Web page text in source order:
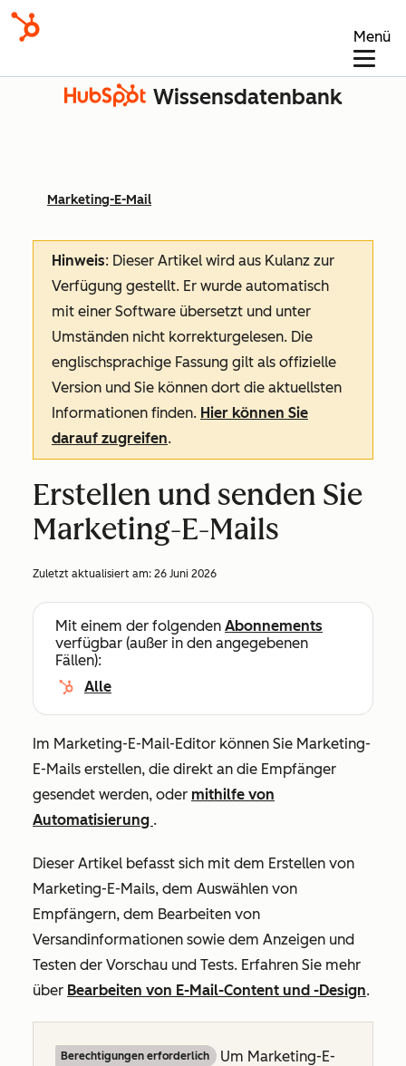
Menü
Wissensdatenbank
Marketing-E-Mail
Hinweis: Dieser Artikel wird aus Kulanz zur
Verfügung gestellt. Er wurde automatisch
mit einer Software übersetzt und unter
Umständen nicht korrekturgelesen. Die
englischsprachige Fassung gilt als offizielle
Version und Sie können dort die aktuellsten
Informationen finden. Hier können Sie
darauf zugreifen.
Erstellen und senden Sie
Marketing-E-Mails
Zuletzt aktualisiert am: 26 Juni 2026
Mit einem der folgenden Abonnements
verfügbar (außer in den angegebenen
Fällen):
Alle
Im Marketing-E-Mail-Editor können Sie Marketing-
E-Mails erstellen, die direkt an die Empfänger
gesendet werden, oder mithilfe von
Automatisierung .
Dieser Artikel befasst sich mit dem Erstellen von
Marketing-E-Mails, dem Auswählen von
Empfängern, dem Bearbeiten von
Versandinformationen sowie dem Anzeigen und
Testen der Vorschau und Tests. Erfahren Sie mehr
über Bearbeiten von E-Mail-Content und -Design.
Berechtigungen erforderlich
Um Marketing-E-